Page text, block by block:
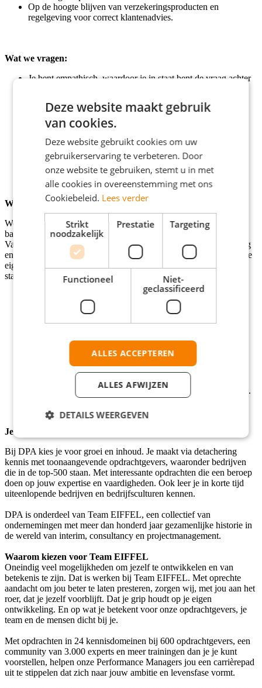
Op de hoogte blijven van verzekeringsproducten en
regelgeving voor correct klantenadvies.
Wat we vragen:
Je bent empathisch, waardoor je in staat bent de vraag achter
Je hebt een hbo diploma.
Je spreekt en schrijft uitstekend Nederlands.
Je bent 32-40 uur per week beschikbaar.
Je bent bereid om 1 keer in de 2 weken in de avond of op
zaterdag te werken.
Je bent bereid om hybride te werken.
Wat we bieden:
We bieden een salaris vanaf €2970,- (incl. Vakantiegeld) bruto op
basis van 40 uur passend bij jouw ervaring en expertise.
Vakantiegeld betalen wij 1x per jaar uit. Je krijgt volop begeleiding
en uitdaging, breed traineeship met diepgang en houdt regie over je
eigen carrière. Focus op persoonlijke ontwikkeling en vakkennis
staat centraal. Verder bieden wij:
Optie tot gedeeltelijk thuiswerken.
Flexibel mobiliteitsregeling (o.a. OV Altijd Vrij reizen
abonnement of een mobiliteitsvergoeding).
Uitgebreide mogelijkheden tot het volgen van vakgerichte
Divers aanbod aan persoonlijke vaardigheidstrainingen.
Een Performance Manager die je persoonlijk begeleid.
Toffe activiteiten, zoals het jaarlijkse Team EIFFEL Festival.
Je werkomgeving:
Bij DPA kies je voor groei en inhoud. Je maakt via detachering
kennis met toonaangevende opdrachtgevers, waaronder bedrijven
die in de top-500 staan. Met interessante opdrachten die een beroep
doen op jouw expertise en vaardigheden. Ook leer je in korte tijd
uiteenlopende bedrijven en bedrijfsculturen kennen.
DPA is onderdeel van Team EIFFEL, een collectief van
ondernemingen met meer dan honderd jaar gezamenlijke historie in
de wereld van interim, consultancy en projectmanagement.
Waarom kiezen voor Team EIFFEL
Oneindig veel mogelijkheden om jezelf te ontwikkelen en van
betekenis te zijn. Dat is werken bij Team EIFFEL. Met oprechte
aandacht om jou beter te laten presteren, zorgen wij, met jou aan het
roer, dat je jezelf voorblijft. Dat je grip houdt op je eigen
ontwikkeling. En op wat je betekent voor onze opdrachtgevers, je
team en de mensen dicht bij je.
Met opdrachten in 24 kennisdomeinen bij 600 opdrachtgevers, een
community van 3.000 experts en meer trainingen dan je je kunt
voorstellen, helpen onze Performance Managers jou een carrièrepad
uit te stippelen dat zich naar jouw ambitie en levensfase vormt.
Deze website maakt gebruik
van cookies.
Deze website gebruikt cookies om uw
gebruikerservaring te verbeteren. Door
onze website te gebruiken, stemt u in met
alle cookies in overeenstemming met ons
Cookiebeleid. Lees verder
Strikt
noodzakelijk
Prestatie Targeting
Functioneel
Niet-
geclassificeerd
ALLES ACCEPTEREN
ALLES AFWIJZEN
DETAILS WEERGEVEN